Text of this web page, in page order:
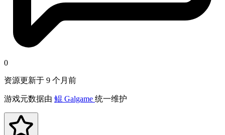
0
资源更新于 9 个月前
游戏元数据由 鲲 Galgame 统一维护